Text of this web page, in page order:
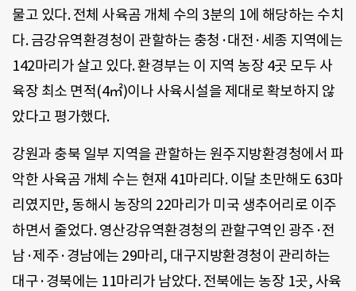
물고 있다. 전체 사육곰 개체 수의 3분의 1에 해당하는 수치
다. 금강유역환경청이 관할하는 충청·대전·세종 지역에는
142마리가 살고 있다. 환경부는 이 지역 농장 4곳 모두 사
육장 최소 면적(4㎡)이나 사육시설을 제대로 확보하지 않
았다고 평가했다.
강원과 충북 일부 지역을 관할하는 원주지방환경청에서 파
악한 사육곰 개체 수는 현재 41마리다. 이달 초만해도 63마
리였지만, 동해시 농장의 22마리가 미국 생추어리로 이주
하면서 줄었다. 영산강유역환경청의 관할구역인 광주·전
남·제주·경남에는 29마리, 대구지방환경청이 관리하는
대구·경북에는 11마리가 남았다. 전북에는 농장 1곳, 사육